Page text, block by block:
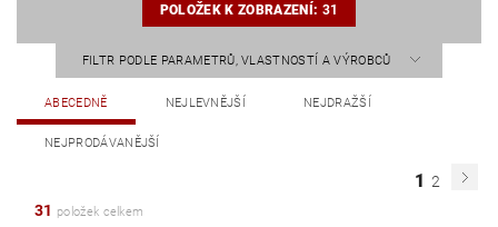
POLOŽEK K ZOBRAZENÍ: 31
FILTR PODLE PARAMETRŮ, VLASTNOSTÍ A VÝROBCŮ
ABECEDNĚ NEJLEVNĚJŠÍ NEJDRAŽŠÍ
NEJPRODÁVANĚJŠÍ
1 2
31 položek celkem